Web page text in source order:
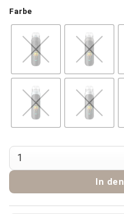
Farbe
Aspire PIXO Pod Kit Menge
In